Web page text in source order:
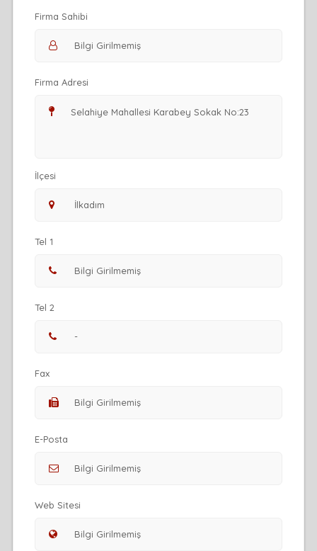
Firma Sahibi
Firma Adresi
İlçesi
Tel 1
Tel 2
Fax
E-Posta
Web Sitesi